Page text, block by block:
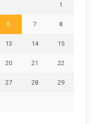
1
6 7 8
13 14 15
20 21 22
27 28 29